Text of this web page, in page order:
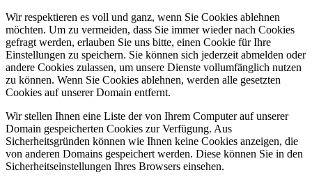
Wir respektieren es voll und ganz, wenn Sie Cookies ablehnen
möchten. Um zu vermeiden, dass Sie immer wieder nach Cookies
gefragt werden, erlauben Sie uns bitte, einen Cookie für Ihre
Einstellungen zu speichern. Sie können sich jederzeit abmelden oder
andere Cookies zulassen, um unsere Dienste vollumfänglich nutzen
zu können. Wenn Sie Cookies ablehnen, werden alle gesetzten
Cookies auf unserer Domain entfernt.
Wir stellen Ihnen eine Liste der von Ihrem Computer auf unserer
Domain gespeicherten Cookies zur Verfügung. Aus
Sicherheitsgründen können wie Ihnen keine Cookies anzeigen, die
von anderen Domains gespeichert werden. Diese können Sie in den
Sicherheitseinstellungen Ihres Browsers einsehen.